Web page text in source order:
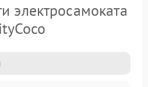
электросамоката